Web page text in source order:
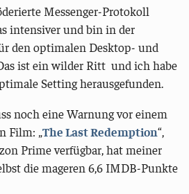
Messenger-Protokoll
intensiver und bin in der
den optimalen Desktop- und
ist ein wilder Ritt und ich habe
Setting herausgefunden.
noch eine Warnung vor einem
Film: „The Last Redemption“,
Prime verfügbar, hat meiner
die mageren 6,6 IMDB-Punkte